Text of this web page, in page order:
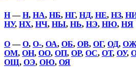
Н—Н, НА, НБ, НГ, НД, НЕ, НЗ,
НУ, НХ, НЧ, НЫ, НЬ, НЭ, НЮ, НЯ
О—О, О-, ОА, ОБ, ОВ, ОГ, ОД, ОЖ
ОМ, ОН, ОО, ОП, ОР, ОС, ОТ, ОУ,
ОЩ, ОЭ, ОЮ, ОЯ